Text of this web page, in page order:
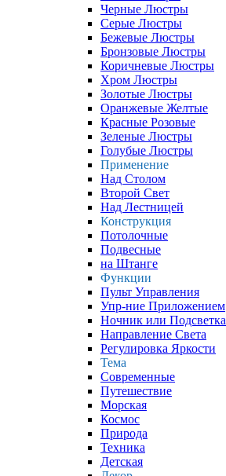
Черные Люстры
Серые Люстры
Бежевые Люстры
Бронзовые Люстры
Коричневые Люстры
Хром Люстры
Золотые Люстры
Оранжевые Желтые
Красные Розовые
Зеленые Люстры
Голубые Люстры
Применение
Над Столом
Второй Свет
Над Лестницей
Конструкция
Потолочные
Подвесные
на Штанге
Функции
Пульт Управления
Упр-ние Приложением
Ночник или Подсветка
Направление Света
Регулировка Яркости
Тема
Современные
Путешествие
Морская
Космос
Природа
Техника
Детская